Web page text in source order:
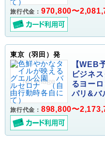
旅行代金： 970,800〜
東京（羽田）発
【WEB
ビジネ
るヨー
パリ&バ
旅行代金： 898,800〜